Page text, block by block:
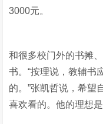
3000元。
和很多校门外的书摊
书。“按理说，教辅书
的。”张凯哲说，希望
喜欢看的。他的理想